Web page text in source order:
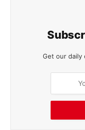
Get our daily